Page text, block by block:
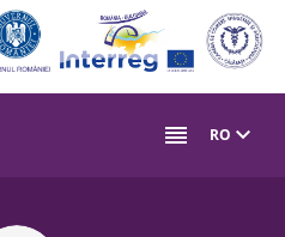
RO